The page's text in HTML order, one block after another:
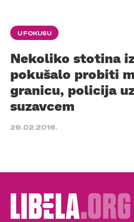
U FOKUSU
Nekoliko stotina
pokušalo probiti
granicu, policija
suzavcem
29.02.2016.